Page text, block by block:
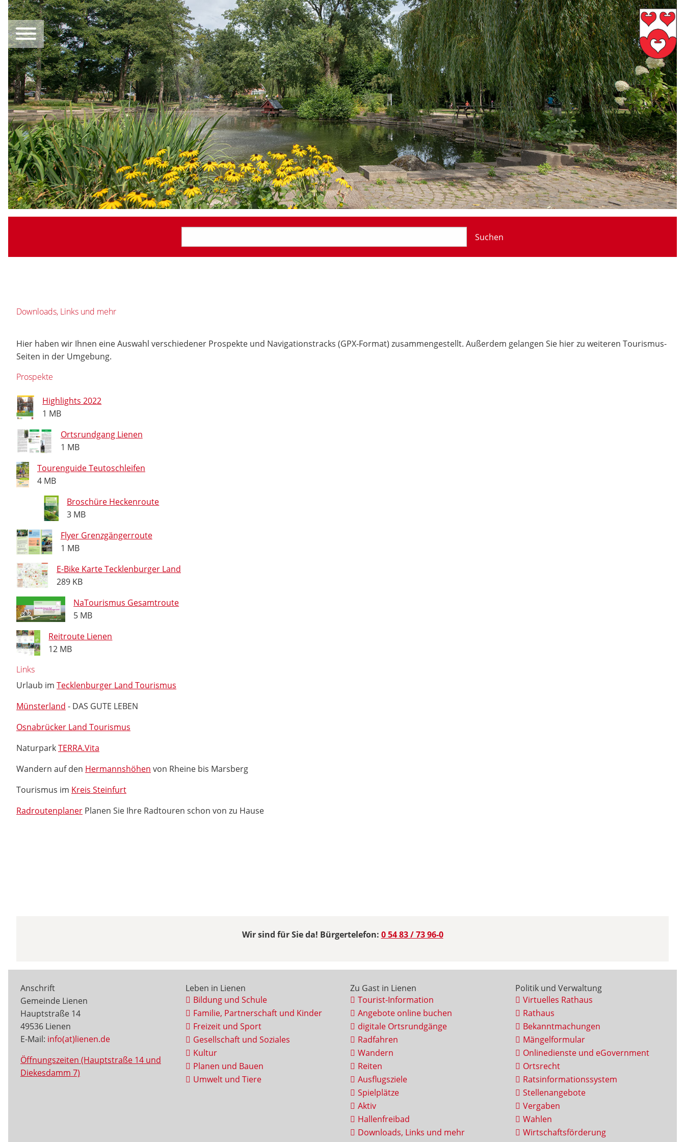
Suchen
Downloads, Links und mehr
Hier haben wir Ihnen eine Auswahl verschiedener Prospekte und Navigationstracks (GPX-Format) zusammengestellt. Außerdem gelangen Sie hier zu weiteren Tourismus-
Seiten in der Umgebung.
Prospekte
Highlights 2022
1 MB
Ortsrundgang Lienen
1 MB
Tourenguide Teutoschleifen
4 MB
Broschüre Heckenroute
3 MB
Flyer Grenzgängerroute
1 MB
E-Bike Karte Tecklenburger Land
289 KB
NaTourismus Gesamtroute
5 MB
Reitroute Lienen
12 MB
Links
Urlaub im Tecklenburger Land Tourismus
Münsterland - DAS GUTE LEBEN
Osnabrücker Land Tourismus
NaturparkTERRA.Vita
Wandern auf den Hermannshöhen von Rheine bis Marsberg
Tourismus im Kreis Steinfurt
Radroutenplaner Planen Sie Ihre Radtouren schon von zu Hause
Wir sind für Sie da! Bürgertelefon: 0 54 83 / 73 96-0
Anschrift
Gemeinde Lienen
Hauptstraße 14
49536 Lienen
E-Mail: info(at)lienen.de
Öffnungszeiten (Hauptstraße 14 und
Diekesdamm 7)
Leben in Lienen
Bildung und Schule
Familie, Partnerschaft und Kinder
Freizeit und Sport
Gesellschaft und Soziales
Kultur
Planen und Bauen
Umwelt und Tiere
Zu Gast in Lienen
Tourist-Information
Angebote online buchen
digitale Ortsrundgänge
Radfahren
Wandern
Reiten
Ausflugsziele
Spielplätze
Aktiv
Hallenfreibad
Downloads, Links und mehr
Politik und Verwaltung
Virtuelles Rathaus
Rathaus
Bekanntmachungen
Mängelformular
Onlinedienste und eGovernment
Ortsrecht
Ratsinformationssystem
Stellenangebote
Vergaben
Wahlen
Wirtschaftsförderung